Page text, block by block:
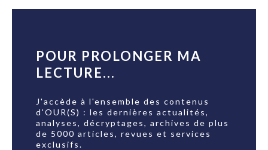
POUR PROLONGER MA
LECTURE...
J'accède à l'ensemble des contenus
d'OUR(S) : les dernières actualités,
analyses, décryptages, archives de plus
de 5000 articles, revues et services
exclusifs.